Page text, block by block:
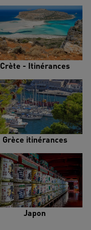
Crète - Itinérances
Grèce itinérances
Japon